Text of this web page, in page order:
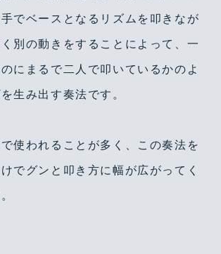
でベースとなるリズムを叩きなが
別の動きをすることによって、一
にまるで二人で叩いているかのよ
生み出す奏法です。
使われることが多く、この奏法を
でグンと叩き方に幅が広がってく